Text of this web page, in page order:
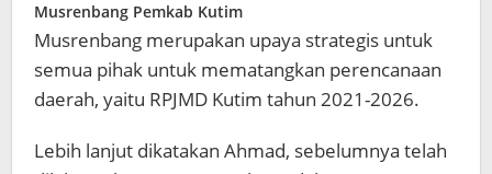
Musrenbang Pemkab Kutim
Musrenbang merupakan upaya strategis untuk
semua pihak untuk mematangkan perencanaan
daerah, yaitu RPJMD Kutim tahun 2021-2026.
Lebih lanjut dikatakan Ahmad, sebelumnya telah